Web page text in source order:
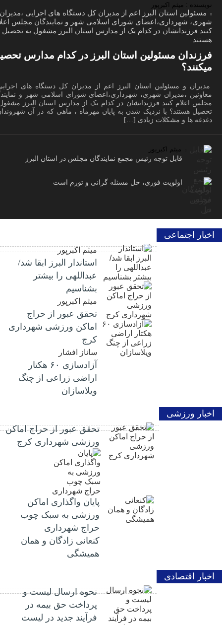
نویسنده : میثم اکبرپور
مسئولین استان البرز اعم از مدیران کل دستگاه های اجرایی ،مدیران
شهری، شهرداری،اعضای شورای اسلامی شهر و نمایندگان مجلس
کنند فرزندانشان در کدام یک از مدارس استان البرز مشغول به تحصیل
هستند
فرزندان مسئولین استان البرز در کدام مدارس
میکنند؟
مدیران و مسئولین استان البرز اعم از مدیران کل دستگاه های
معاونین ،مدیران شهری، شهرداری،اعضای شورای اسلامی شهر و
مجلس اعلام کنند فرزندانشان در کدام یک از مدارس استان البرز
تحصیل هستند؟ با نزدیک شدن به پایان مهرماه ، ماهی که در آن
دغدغه ها و مشکلات زیادی […]
میثم اکبرپور
قابل توجه رئیس مجمع نمایندگان مجلس در استان البرز
اولویت فوری، حل مسئله گرانی و تورم است
اخبار اجتماعی
میثم اکبرپور
استاندار البرز ابقا شد/
عبداللهی را بیشتر
بشناسیم
میثم اکبرپور
تحقق عبور از حراج
اماکن ورزشی شهرداری
کرج
ساناز افشار
آزادسازی ۶۰ هکتار
اراضی زراعی از چنگ
ویلاسازان
اخبار ورزشی
تحقق عبور از حراج اماکن
ورزشی شهرداری کرج
پایان واگذاری اماکن
ورزشی به سبک چوب
حراج شهرداری
کنعانی زادگان و همان
همیشگی
اخبار اقتصادی
نحوه ارسال لیست و
پرداخت حق بیمه در
فرآیند جدید در لیست